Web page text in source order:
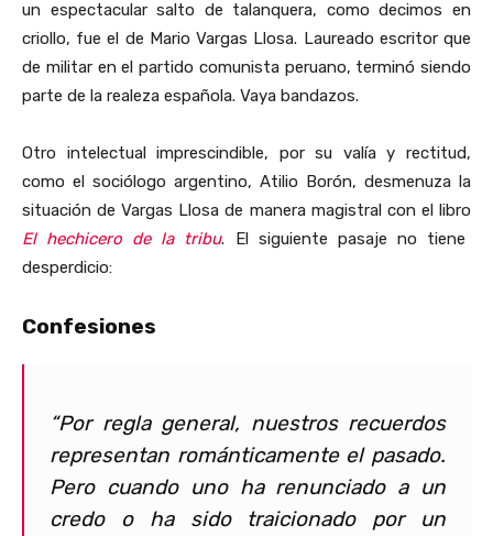
un espectacular salto de talanquera, como decimos en
criollo, fue el de Mario Vargas Llosa. Laureado escritor que
de militar en el partido comunista peruano, terminó siendo
parte de la realeza española. Vaya bandazos.
Otro intelectual imprescindible, por su valía y rectitud,
como el sociólogo argentino, Atilio Borón, desmenuza la
situación de Vargas Llosa de manera magistral con el libro
El hechicero de la tribu. El siguiente pasaje no tiene
desperdicio:
Confesiones
“Por regla general, nuestros recuerdos
representan románticamente el pasado.
Pero cuando uno ha renunciado a un
credo o ha sido traicionado por un